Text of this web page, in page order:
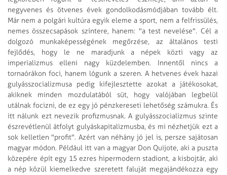
negyvenes és ötvenes évek gondolkodásmódjában tovább élt.
Már nem a polgári kultúra egyik eleme a sport, nem a felfrissülés,
nemes összecsapások színtere, hanem: "a test nevelése". Cél a
dolgozó munkaképességének megőrzése, az általános testi
fejlődés, hogy le ne maradjunk a népek közti vagy az
imperializmus elleni nagy küzdelemben. Innentől nincs a
tornaórákon foci, hanem lógunk a szeren. A hetvenes évek hazai
gulyásszocializmusa pedig kifejlesztette azokat a játékosokat,
akiknek minden mozdulatából süt, hogy valójában legbelül
utálnak focizni, de ez egy jó pénzkereseti lehetőség számukra. És
itt nálunk ezt nevezik profizmusnak. A gulyásszocializmus szinte
észrevétlenül átfolyt gulyáskapitalizmusba, és mi nézhetjük ezt a
sok kelletlen "profit". Azért van néhány jó jel is, persze sajátosan
magyar módon. Például itt van a magyar Don Quijote, aki a puszta
közepére épít egy 15 ezres hipermodern stadiont, a kisbojtár, aki
a nép közül kiemelkedve szeretett faluját megajándékozza egy